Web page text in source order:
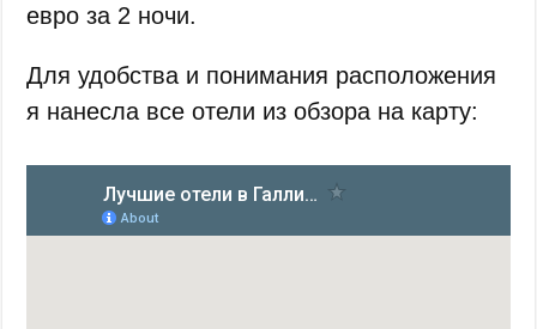
евро за 2 ночи.
Для удобства и понимания расположения
я нанесла все отели из обзора на карту: